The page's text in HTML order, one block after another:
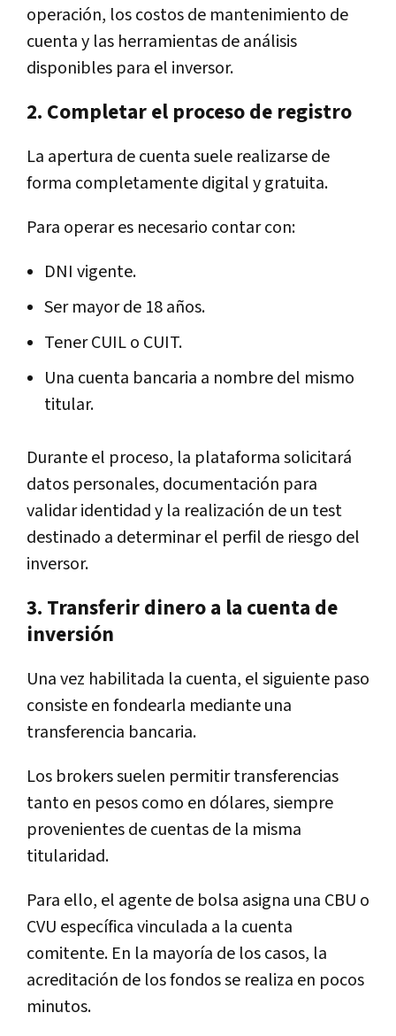
operación, los costos de mantenimiento de
cuenta y las herramientas de análisis
disponibles para el inversor.
2. Completar el proceso de registro
La apertura de cuenta suele realizarse de
forma completamente digital y gratuita.
Para operar es necesario contar con:
DNI vigente.
Ser mayor de 18 años.
Tener CUIL o CUIT.
Una cuenta bancaria a nombre del mismo
titular.
Durante el proceso, la plataforma solicitará
datos personales, documentación para
validar identidad y la realización de un test
destinado a determinar el perfil de riesgo del
inversor.
3. Transferir dinero a la cuenta de
inversión
Una vez habilitada la cuenta, el siguiente paso
consiste en fondearla mediante una
transferencia bancaria.
Los brokers suelen permitir transferencias
tanto en pesos como en dólares, siempre
provenientes de cuentas de la misma
titularidad.
Para ello, el agente de bolsa asigna una CBU o
CVU específica vinculada a la cuenta
comitente. En la mayoría de los casos, la
acreditación de los fondos se realiza en pocos
minutos.